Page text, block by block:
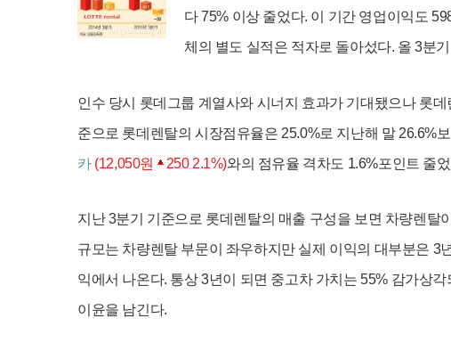
다 75% 이상 줄었다. 이 기간 영업이익도
체의 별도 실적은 적자로 돌아섰다. 올 3분
인수 당시 롯데그룹 계열사와 시너지 효과가 기대됐으나 롯
준으로 롯데렌탈의 시장점유율은 25.0%로 지난해 말 26.6%
카 (12,050원 250 2.1%)와의 점유율 격차도 1.6%포인트 줄
지난 3분기 기준으로 롯데렌탈의 매출 구성을 보면 차량렌탈
규모는 차량렌탈 부문이 좌우하지만 실제 이익의 대부분은
익에서 나온다. 통상 3년이 되면 중고차 가치는 55% 감가상
이윤을 남긴다.